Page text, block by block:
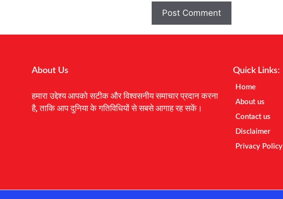
About Us
हमारा उद्देश्य आपको सटीक और विश्वसनीय समाचार प्रदान करना
है, ताकि आप दुनिया के गतिविधियों से सबसे आगाह रह सकें।
Quick Links:
Home
About us
Contact us
Disclaimer
Privacy Policy